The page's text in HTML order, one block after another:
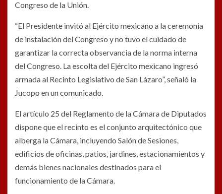
Congreso de la Unión.
“El Presidente invitó al Ejército mexicano a la ceremonia
de instalación del Congreso y no tuvo el cuidado de
garantizar la correcta observancia de la norma interna
del Congreso. La escolta del Ejército mexicano ingresó
armada al Recinto Legislativo de San Lázaro”, señaló la
Jucopo en un comunicado.
El artículo 25 del Reglamento de la Cámara de Diputados
dispone que el recinto es el conjunto arquitectónico que
alberga la Cámara, incluyendo Salón de Sesiones,
edificios de oficinas, patios, jardines, estacionamientos y
demás bienes nacionales destinados para el
funcionamiento de la Cámara.